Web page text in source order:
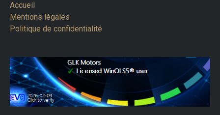
Accueil
Mentions légales
Politique de confidentialité